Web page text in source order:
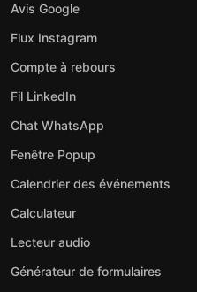
Avis Google
Flux Instagram
Compte à rebours
Fil LinkedIn
Chat WhatsApp
Fenêtre Popup
Calendrier des événements
Calculateur
Lecteur audio
Générateur de formulaires